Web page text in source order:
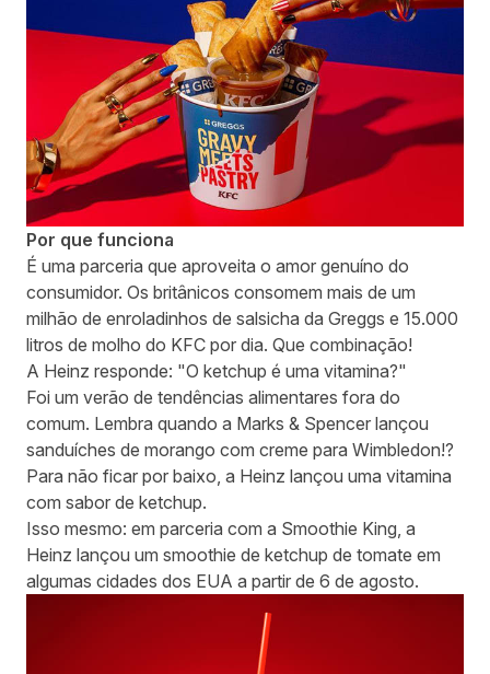
Por que funciona
É uma parceria que aproveita o amor genuíno do
consumidor. Os britânicos consomem mais de um
milhão de enroladinhos de salsicha da Greggs e 15.000
litros de molho do KFC por dia. Que combinação!
A Heinz responde: "O ketchup é uma vitamina?"
Foi um verão de tendências alimentares fora do
comum. Lembra quando a Marks & Spencer lançou
sanduíches de morango com creme para Wimbledon!?
Para não ficar por baixo, a Heinz lançou uma vitamina
com sabor de ketchup.
Isso mesmo: em parceria com a Smoothie King, a
Heinz lançou um smoothie de ketchup de tomate em
algumas cidades dos EUA a partir de 6 de agosto.